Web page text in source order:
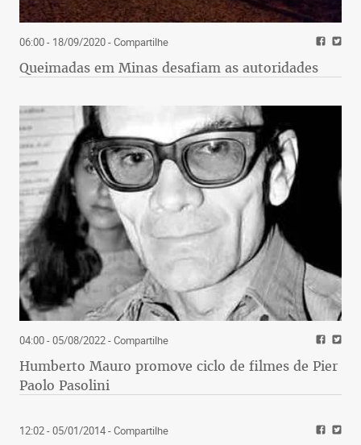
06:00 - 18/09/2020- Compartilhe
Queimadas em Minas desafiam as autoridades
04:00 - 05/08/2022- Compartilhe
Humberto Mauro promove ciclo de filmes de Pier
Paolo Pasolini
12:02 - 05/01/2014- Compartilhe